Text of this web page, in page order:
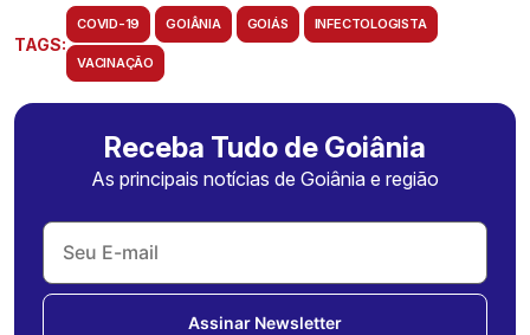
TAGS:
COVID-19 GOIÂNIA GOIÁS INFECTOLOGISTA
VACINAÇÃO
Receba Tudo de Goiânia
As principais notícias de Goiânia e região
Assinar Newsletter